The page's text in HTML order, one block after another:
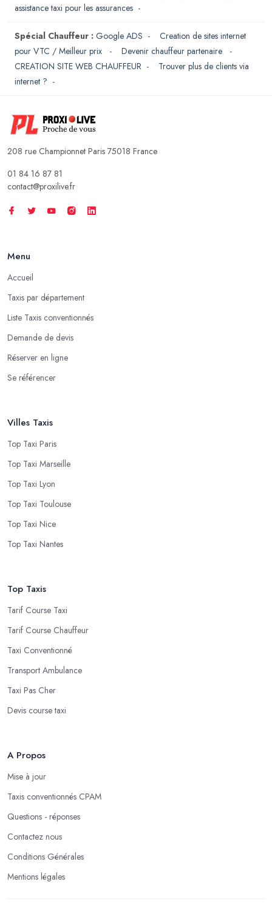
assistance taxi pour les assurances -
Spécial Chauffeur : Google ADS - Creation de sites internet
pour VTC / Meilleur prix
- Devenir chauffeur partenaire
-
CREATION SITE WEB CHAUFFEUR - Trouver plus de clients via
internet ? -
208 rue Championnet Paris 75018 France
01 84 16 87 81
contact@proxilive.fr
Menu
Accueil
Taxis par département
Liste Taxis conventionnés
Demande de devis
Réserver en ligne
Se référencer
Villes Taxis
Top Taxi Paris
Top Taxi Marseille
Top Taxi Lyon
Top Taxi Toulouse
Top Taxi Nice
Top Taxi Nantes
Top Taxis
Tarif Course Taxi
Tarif Course Chauffeur
Taxi Conventionné
Transport Ambulance
Taxi Pas Cher
Devis course taxi
A Propos
Mise à jour
Taxis conventionnés CPAM
Questions - réponses
Contactez nous
Conditions Générales
Mentions légales